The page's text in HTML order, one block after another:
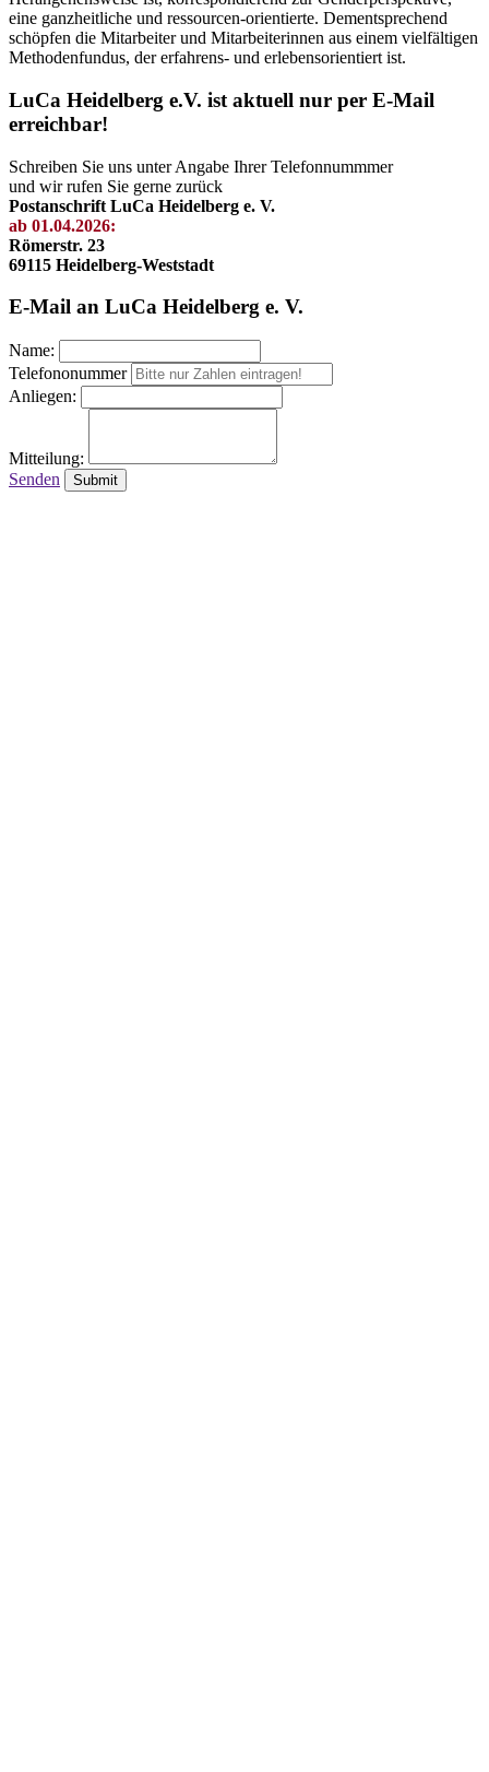
eine ganzheitliche und ressourcen-orientierte. Dementsprechend
schöpfen die Mitarbeiter und Mitarbeiterinnen aus einem vielfältigen
Methodenfundus, der erfahrens- und erlebensorientiert ist.
LuCa Heidelberg e.V. ist aktuell nur per E-Mail
erreichbar!
Schreiben Sie uns unter Angabe Ihrer Telefonnummmer
und wir rufen Sie gerne zurück
Postanschrift LuCa Heidelberg e. V.
ab 01.04.2026:
Römerstr. 23
69115 Heidelberg-Weststadt
E-Mail an LuCa Heidelberg e. V.
Name:
Telefononummer
Anliegen:
Mitteilung:
Senden